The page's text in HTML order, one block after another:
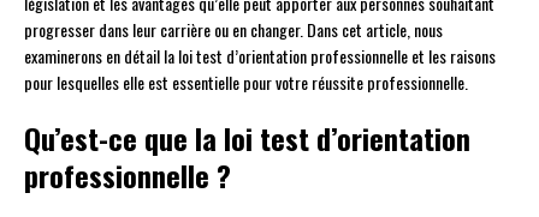
progresser dans leur carrière ou en changer. Dans cet article, nous
examinerons en détail la loi test d’orientation professionnelle et les raisons
pour lesquelles elle est essentielle pour votre réussite professionnelle.
Qu’est-ce que la loi test d’orientation
professionnelle ?